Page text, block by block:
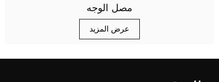
مصل الوجه
عرض المزيد